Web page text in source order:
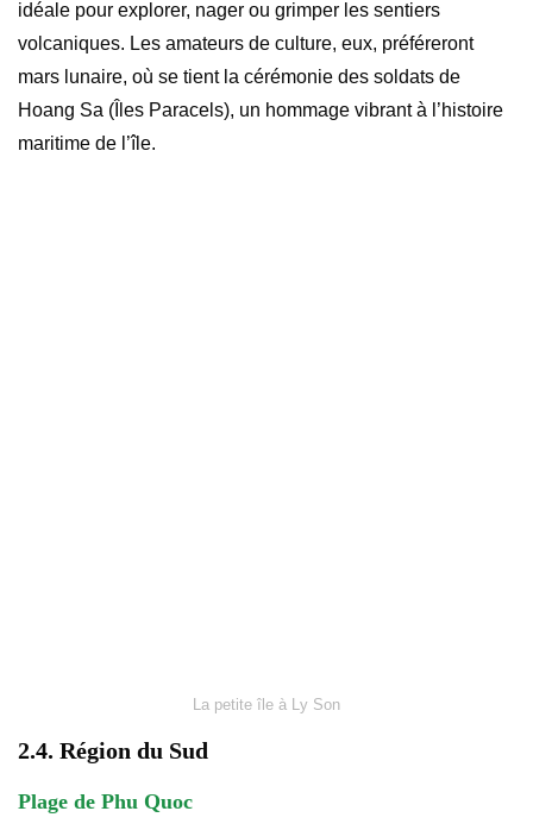
idéale pour explorer, nager ou grimper les sentiers
volcaniques. Les amateurs de culture, eux, préféreront
mars lunaire, où se tient la cérémonie des soldats de
Hoang Sa (Îles Paracels), un hommage vibrant à l’histoire
maritime de l’île.
La petite île à Ly Son
2.4. Région du Sud
Plage de Phu Quoc